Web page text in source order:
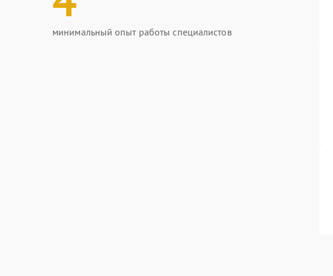
минимальный опыт работы специалистов